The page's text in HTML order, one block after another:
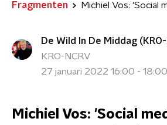
Fragmenten
De Wild In De Middag
KRO-NCRV
27 januari 2022 16:00 - 18:00
Michiel Vos: 'Social